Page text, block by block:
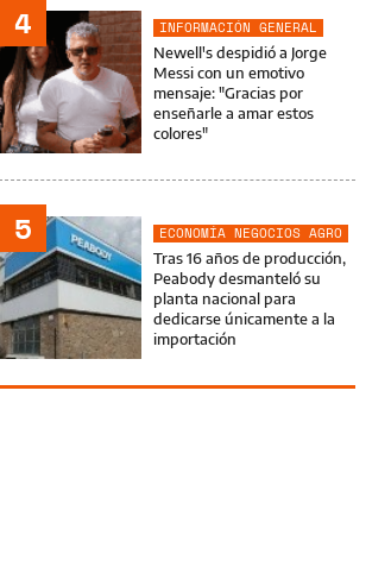
4
INFORMACIÓN GENERAL
Newell's despidió a Jorge
Messi con un emotivo
mensaje: "Gracias por
enseñarle a amar estos
colores"
5
ECONOMÍA NEGOCIOS AGRO
Tras 16 años de producción,
Peabody desmanteló su
planta nacional para
dedicarse únicamente a la
importación